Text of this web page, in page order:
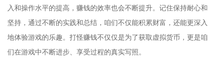
入和操作水平的提高，赚钱的效率也会不断提升。记住保持耐心和
坚持，通过不断的实践和总结，咱们不仅能积累财富，还能更深入
地体验游戏的乐趣。打怪赚钱不仅仅是为了获取虚拟货币，更是咱
们在游戏中不断进步、享受过程的真实写照。